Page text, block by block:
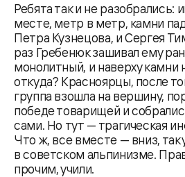
Ребята так и не разобрались:
месте, метр в метр, камни
Петра Кузнецова, и Сергея
раз Гребенюк зашивал ему
монолитный, и наверху камни
откуда? Красноярцы, после
группа взошла на вершину,
победе товарищей и
сами. Но тут — трагическая
Что ж, все вместе — вниз, так
в советском альпинизме.
прочим, учили.